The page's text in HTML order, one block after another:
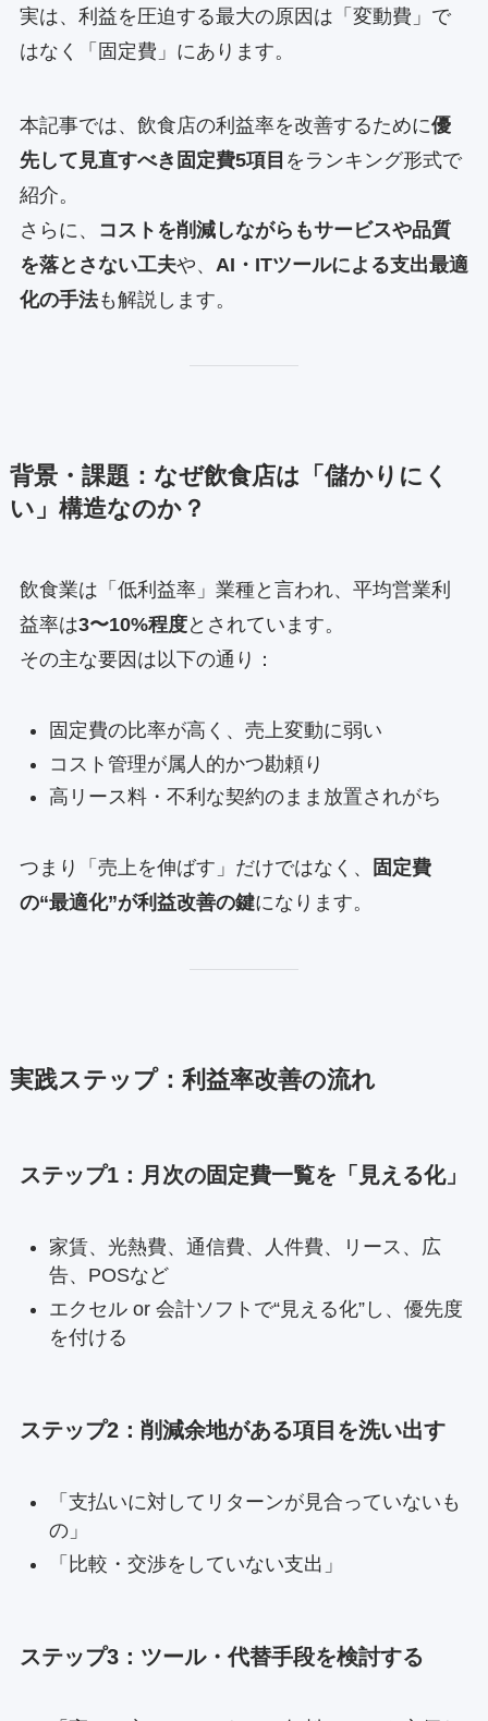
実は、利益を圧迫する最大の原因は「変動費」で
はなく「固定費」にあります。
本記事では、飲食店の利益率を改善するために優
先して見直すべき固定費5項目 をランキング形式で
紹介。
さらに、
コストを削減しながらもサービスや品質
を落とさない工夫や、 AI・ITツールによる支出最適
化の手法も解説します。
背景・課題：なぜ飲食店は「儲かりにく
い」構造なのか？
飲食業は「低利益率」業種と言われ、平均営業利
益率は3〜10%程度とされています。
その主な要因は以下の通り：
固定費の比率が高く、売上変動に弱い
コスト管理が属人的かつ勘頼り
高リース料・不利な契約のまま放置されがち
つまり「売上を伸ばす」だけではなく、
固定費
の“最適化”が利益改善の鍵になります。
実践ステップ：利益率改善の流れ
ステップ1：月次の固定費一覧を「見える化」
家賃、光熱費、通信費、人件費、リース、広
告、POSなど
エクセル or 会計ソフトで“見える化”し、優先度
を付ける
ステップ2：削減余地がある項目を洗い出す
「支払いに対してリターンが見合っていないも
の」
「比較・交渉をしていない支出」
ステップ3：ツール・代替手段を検討する